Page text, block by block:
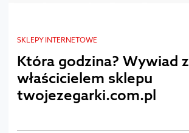
SKLEPY INTERNETOWE
Która godzina? Wywiad z
właścicielem sklepu
twojezegarki.com.pl